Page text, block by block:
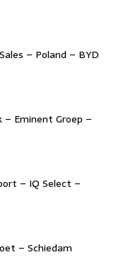
– Poland – BYD
– Eminent Groep –
– IQ Select –
– Schiedam